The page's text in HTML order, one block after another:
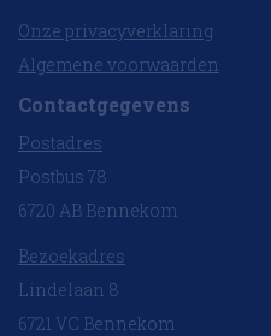
Onze privacyverklaring
Algemene voorwaarden
Contactgegevens
Postadres
Postbus 78
6720 AB Bennekom
Bezoekadres
Lindelaan 8
6721 VC Bennekom